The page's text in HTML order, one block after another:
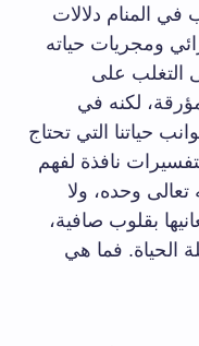
في المنام دلالات
ومجريات حياته
التغلب على
لكنه في
حياتنا التي تحتاج
نافذة لفهم
تعالى وحده، ولا
بقلوب صافية،
الحياة. فما هي